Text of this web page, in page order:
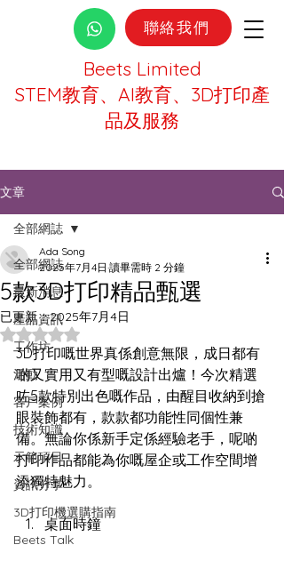
Beets Limited
STEM教育、AI教育、3D打印產
品及服務
聯絡我們
文章
全部網誌
最新消息
產品資訊
工作坊
活動
客戶案例
技術知識
示範項目
資訊分享
3D打印機選購指南
Beets Talk
全部網誌
5款3D打印精品甄選
Ada Song
2025年7月4日 讀畢需時 2 分鐘
已更新：2025年7月4日
評等為 NaN（最高為 5 顆星）。
3D打印嘅世界真係創意無限，成日都有
啲又實用又有型嘅設計出爐！今次精選
咗5款特別出色嘅作品，由醒目收納到搶
眼裝飾都有，款款都功能性同個性兼
備。無論你係新手定係經驗老手，呢啲
打印作品都能為你嘅屋企或工作空間增
添獨特魅力。
桌面時鐘